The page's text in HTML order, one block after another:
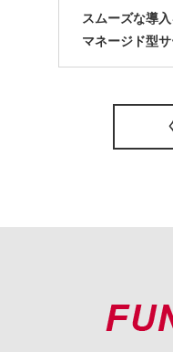
スムーズな導
マネージド型